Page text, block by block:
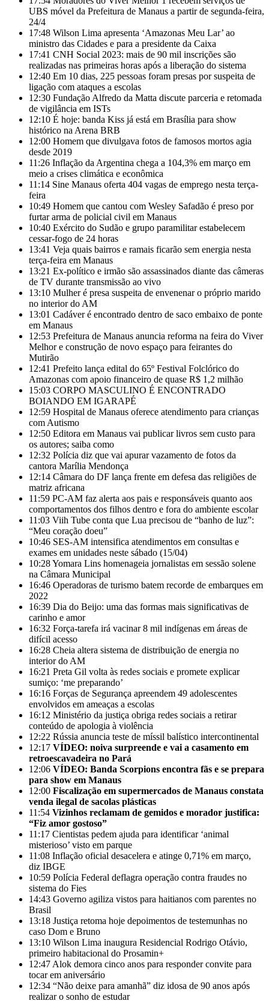
UBS móvel da Prefeitura de Manaus a partir de segunda-feira,
24/4
17:48 Wilson Lima apresenta ‘Amazonas Meu Lar’ ao
ministro das Cidades e para a presidente da Caixa
17:41 CNH Social 2023: mais de 90 mil inscrições são
realizadas nas primeiras horas após a liberação do sistema
12:40 Em 10 dias, 225 pessoas foram presas por suspeita de
ligação com ataques a escolas
12:30 Fundação Alfredo da Matta discute parceria e retomada
de vigilância em ISTs
12:10 É hoje: banda Kiss já está em Brasília para show
histórico na Arena BRB
12:00 Homem que divulgava fotos de famosos mortos agia
desde 2019
11:26 Inflação da Argentina chega a 104,3% em março em
meio a crises climática e econômica
11:14 Sine Manaus oferta 404 vagas de emprego nesta terça-
feira
10:49 Homem que cantou com Wesley Safadão é preso por
furtar arma de policial civil em Manaus
10:40 Exército do Sudão e grupo paramilitar estabelecem
cessar-fogo de 24 horas
13:41 Veja quais bairros e ramais ficarão sem energia nesta
terça-feira em Manaus
13:21 Ex-político e irmão são assassinados diante das câmeras
de TV durante transmissão ao vivo
13:10 Mulher é presa suspeita de envenenar o próprio marido
no interior do AM
13:01 Cadáver é encontrado dentro de saco embaixo de ponte
em Manaus
12:53 Prefeitura de Manaus anuncia reforma na feira do Viver
Melhor e construção de novo espaço para feirantes do
Mutirão
12:41 Prefeito lança edital do 65º Festival Folclórico do
Amazonas com apoio financeiro de quase R$ 1,2 milhão
15:03 CORPO MASCULINO É ENCONTRADO
BOIANDO EM IGARAPÉ
12:59 Hospital de Manaus oferece atendimento para crianças
com Autismo
12:50 Editora em Manaus vai publicar livros sem custo para
os autores; saiba como
12:32 Polícia diz que vai apurar vazamento de fotos da
cantora Marília Mendonça
12:14 Câmara do DF lança frente em defesa das religiões de
matriz africana
11:59 PC-AM faz alerta aos pais e responsáveis quanto aos
comportamentos dos filhos dentro e fora do ambiente escolar
11:03 Viih Tube conta que Lua precisou de “banho de luz”:
“Meu coração doeu”
10:46 SES-AM intensifica atendimentos em consultas e
exames em unidades neste sábado (15/04)
10:28Yomara Lins homenageia jornalistas em sessão solene
na Câmara Municipal
16:46 Operadoras de turismo batem recorde de embarques em
2022
16:39 Dia do Beijo: uma das formas mais significativas de
carinho e amor
16:32 Força-tarefa irá vacinar 8 mil indígenas em áreas de
difícil acesso
16:28 Cheia altera sistema de distribuição de energia no
interior do AM
16:21 Preta Gil volta às redes sociais e promete explicar
sumiço: ‘me preparando’
16:16 Forças de Segurança apreendem 49 adolescentes
envolvidos em ameaças a escolas
16:12 Ministério da justiça obriga redes sociais a retirar
conteúdo de apologia à violência
12:22 Rússia anuncia teste de míssil balístico intercontinental
12:17 VÍDEO: noiva surpreende e vai a casamento em
retroescavadeira no Pará
12:06 VÍDEO: Banda Scorpions encontra fãs e se prepara
para show em Manaus
12:00 Fiscalização em supermercados de Manaus constata
venda ilegal de sacolas plásticas
11:54 Vizinhos reclamam de gemidos e morador justifica:
“Fiz amor gostoso”
11:17 Cientistas pedem ajuda para identificar ‘animal
misterioso’ visto em parque
11:08 Inflação oficial desacelera e atinge 0,71% em março,
diz IBGE
10:59 Polícia Federal deflagra operação contra fraudes no
sistema do Fies
14:43 Governo agiliza vistos para haitianos com parentes no
Brasil
13:18 Justiça retoma hoje depoimentos de testemunhas no
caso Dom e Bruno
13:10 Wilson Lima inaugura Residencial Rodrigo Otávio,
primeiro habitacional do Prosamin+
12:47 Alok demora cinco anos para responder convite para
tocar em aniversário
12:34 “Não deixe para amanhã” diz idosa de 90 anos após
realizar o sonho de estudar